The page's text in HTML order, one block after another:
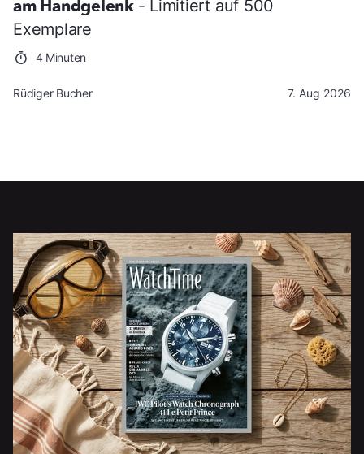
am Handgelenk - Limitiert auf 500
Exemplare
4 Minuten
Rüdiger Bucher 7. Aug 2026